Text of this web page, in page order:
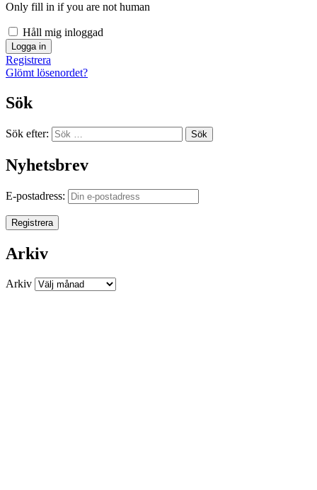
Only fill in if you are not human
Håll mig inloggad
Registrera
Glömt lösenordet?
Sök
Sök efter: Sök
Nyhetsbrev
E-postadress:
Arkiv
Arkiv